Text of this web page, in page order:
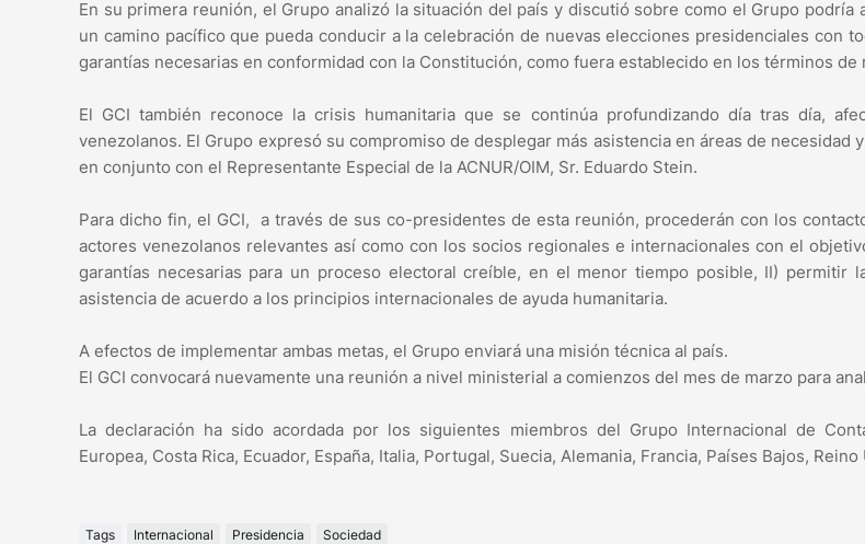
En su primera reunión, el Grupo analizó la situación del país y discutió sobre como el Grupo podría
un camino pacífico que pueda conducir a la celebración de nuevas elecciones presidenciales con
garantías necesarias en conformidad con la Constitución, como fuera establecido en los términos de
El GCI también reconoce la crisis humanitaria que se continúa profundizando día tras día,
venezolanos. El Grupo expresó su compromiso de desplegar más asistencia en áreas de necesidad
en conjunto con el Representante Especial de la ACNUR/OIM, Sr. Eduardo Stein.
Para dicho fin, el GCI, a través de sus co-presidentes de esta reunión, procederán con los
actores venezolanos relevantes así como con los socios regionales e internacionales con el
garantías necesarias para un proceso electoral creíble, en el menor tiempo posible, II) permitir
asistencia de acuerdo a los principios internacionales de ayuda humanitaria.
A efectos de implementar ambas metas, el Grupo enviará una misión técnica al país.
El GCI convocará nuevamente una reunión a nivel ministerial a comienzos del mes de marzo para
La declaración ha sido acordada por los siguientes miembros del Grupo Internacional de
Europea, Costa Rica, Ecuador, España, Italia, Portugal, Suecia, Alemania, Francia, Países Bajos, Reino
Tags Internacional Presidencia Sociedad